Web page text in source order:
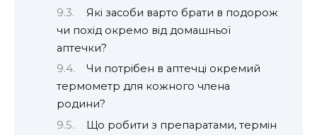
Які засоби варто брати в подорож
чи похід окремо від домашньої
аптечки?
Чи потрібен в аптечці окремий
термометр для кожного члена
родини?
Що робити з препаратами, термін